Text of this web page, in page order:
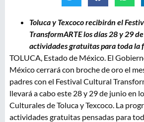
Toluca y Texcoco recibirán el
TransformARTE los días 28 y 29
actividades gratuitas para toda la
TOLUCA, Estado de México. El
México cerrará con broche de oro el
padres con el Festival Cultural
llevará a cabo este 28 y 29 de junio en
Culturales de Toluca y Texcoco. La
actividades gratuitas pensadas para